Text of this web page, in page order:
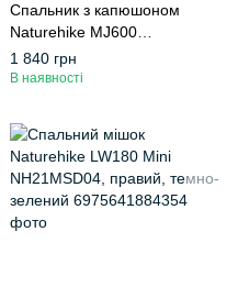
Спальник з капюшоном
Naturehike MJ600
CNK2300SD014, темно-
блакитний
1 840 грн
В наявності